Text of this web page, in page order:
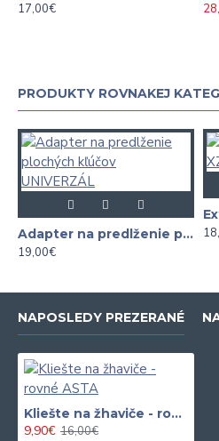
17,00€
PRODUKTY ROVNAKEJ
Adapter na predlženie plochých kľúčov UNIVERZÁL
19,00€
NAPOSLEDY PREZERANÉ
Kliešte na žhaviče - rovné ASTA
9,90€ 16,00€